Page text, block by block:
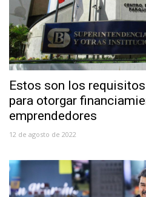
Estos son los
para otorgar
emprendedores
12 de agosto de 2022